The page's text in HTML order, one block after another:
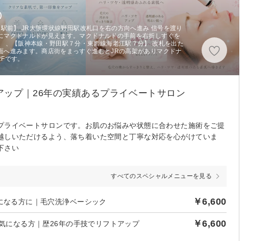
前】 JR大阪環状線野田駅改札口を右の方向へ進み 信号を渡り
マクドナルドが見えます。マクドナルドの手前を右折しすぐを
、【阪神本線・野田駅７分・東西線海老江駅７分】 改札を出た
へ進みます。商店街をまっすぐ進むとJRの高架がありマクドナ
です。
ップ｜26年の実績あるプライベートサロン
イベートサロンです。お肌のお悩みや状態に合わせた施術をご提
いただけるよう、落ち着いた空間と丁寧な対応を心がけていま
さい
すべてのスペシャルメニューを見る
なる方に｜毛穴洗浄ベーシック ￥6,600
になる方｜歴26年の手技でリフトアップ ￥6,600